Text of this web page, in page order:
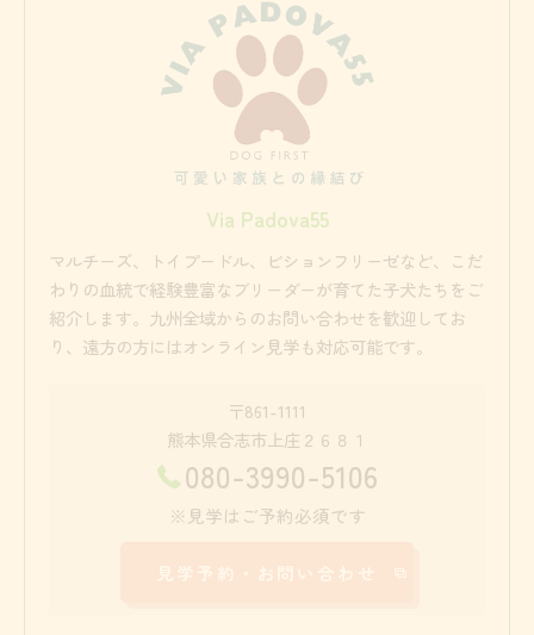
Via Padova55
マルチーズ、トイプードル、ビションフリーゼなど、こだ
わりの血統で経験豊富なブリーダーが育てた子犬たちをご
紹介します。九州全域からのお問い合わせを歓迎してお
り、遠方の方にはオンライン見学も対応可能です。
〒861-1111
熊本県合志市上庄２６８１
080-3990-5106
※見学はご予約必須です